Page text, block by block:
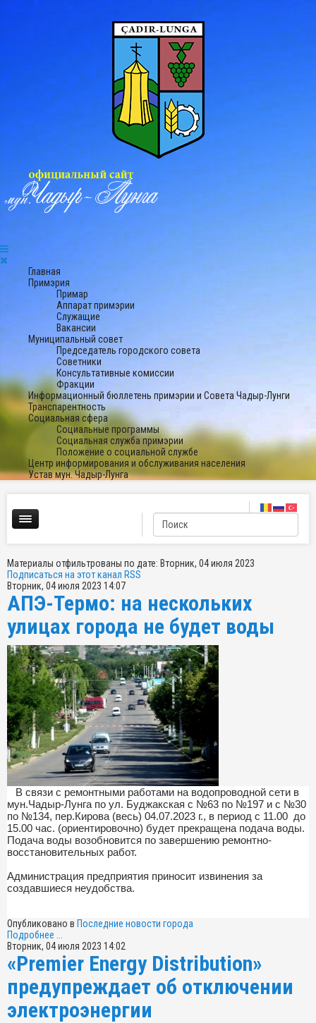
Главная
Примэрия
Примар
Аппарат примэрии
Служащие
Вакансии
Муниципальный совет
Председатель городского совета
Советники
Консультативные комиссии
Фракции
Информационный бюллетень примэрии и Совета Чадыр-Лунги
Транспарентность
Социальная сфера
Социальные программы
Социальная служба примэрии
Положение о социальной службе
Центр информирования и обслуживания населения
Устав мун. Чадыр-Лунга
Материалы отфильтрованы по дате: Вторник, 04 июля 2023
Подписаться на этот канал RSS
Вторник, 04 июля 2023 14:07
АПЭ-Термо: на нескольких
улицах города не будет воды
В связи с ремонтными работами на водопроводной сети в
мун.Чадыр-Лунга по ул. Буджакская с №63 по №197 и с №30
по №134, пер.Кирова (весь) 04.07.2023 г., в период с 11.00 до
15.00 час. (ориентировочно) будет прекращена подача воды.
Подача воды возобновится по завершению ремонтно-
восстановительных работ.
Администрация предприятия приносит извинения за
создавшиеся неудобства.
Опубликовано в Последние новости города
Подробнее ...
Вторник, 04 июля 2023 14:02
«Premier Energy Distribution»
предупреждает об отключении
электроэнергии